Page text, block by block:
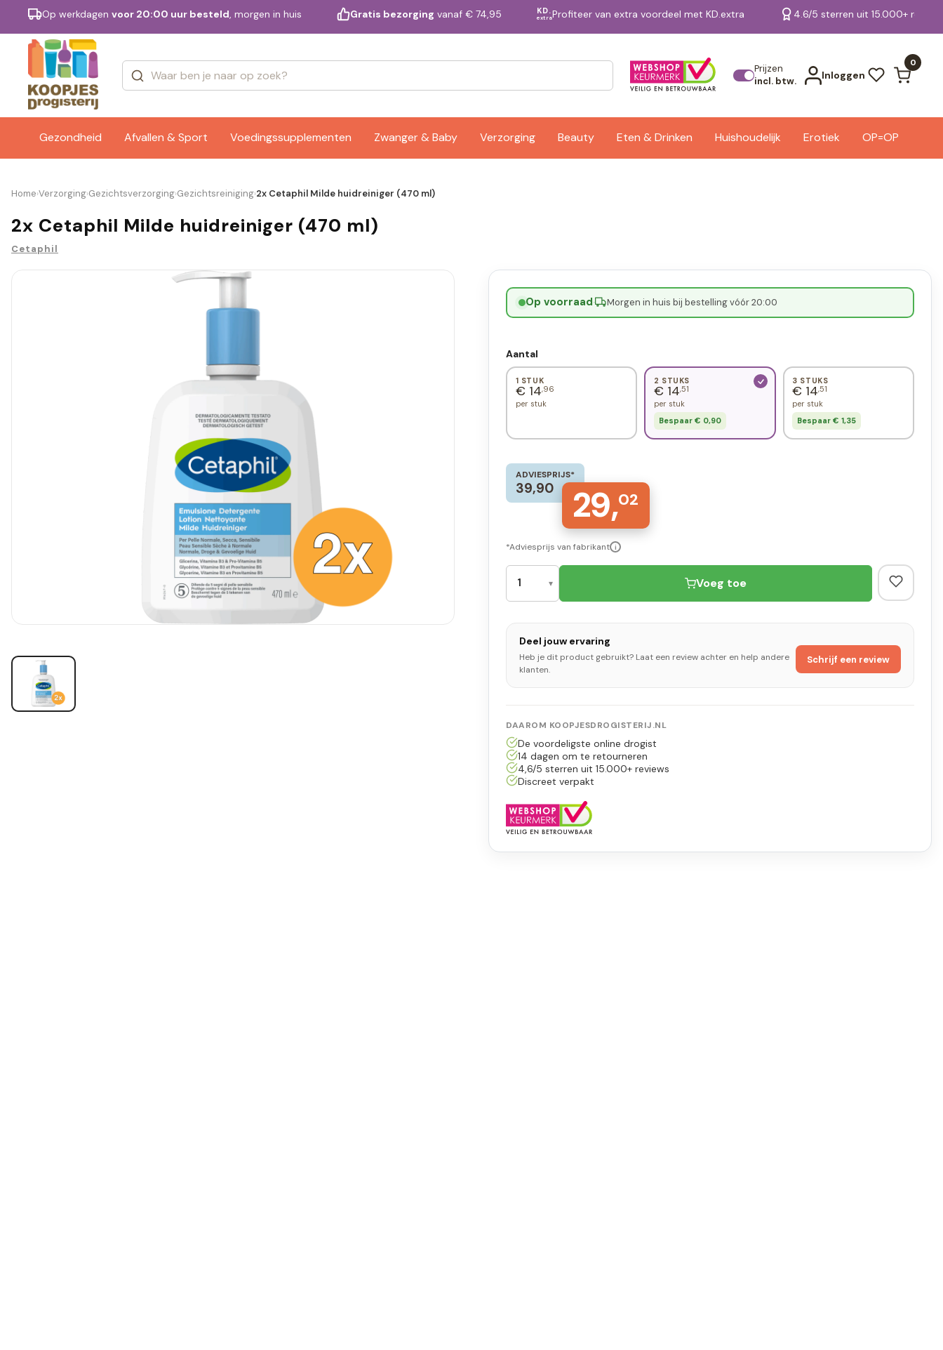
Op werkdagen voor 20:00 uur besteld, morgen in huis Gratis bezorging vanaf € 74,95 KD.
extraProfiteer van extra voordeel met KD.extra 4.6/5 sterren uit 15.000+
Prijzen
incl. btw.
Inloggen
0
Gezondheid Afvallen & Sport Voedingssupplementen Zwanger & Baby Verzorging Beauty Eten & Drinken Huishoudelijk Erotiek OP=OP
Merken Bekijk alle resultaten
Home›Verzorging›Gezichtsverzorging›Gezichtsreiniging›2x Cetaphil Milde huidreiniger (470 ml)
2x Cetaphil Milde huidreiniger (470 ml)
Cetaphil
Op voorraad· Morgen in huis bij bestelling vóór 20:00
Aantal
1 STUK
€ 14,96
per stuk
2 STUKS
€ 14,51
per stuk
Bespaar € 0,90
3 STUKS
€ 14,51
per stuk
Bespaar € 1,35
ADVIESPRIJS*
39,90 29,02
*Adviesprijs van fabrikant i
Voeg toe
Deel jouw ervaring
Heb je dit product gebruikt? Laat een review achter en help andere
klanten.
Schrijf een review
DAAROM KOOPJESDROGISTERIJ.NL
De voordeligste online drogist
14 dagen om te retourneren
4,6/5 sterren uit 15.000+ reviews
Discreet verpakt